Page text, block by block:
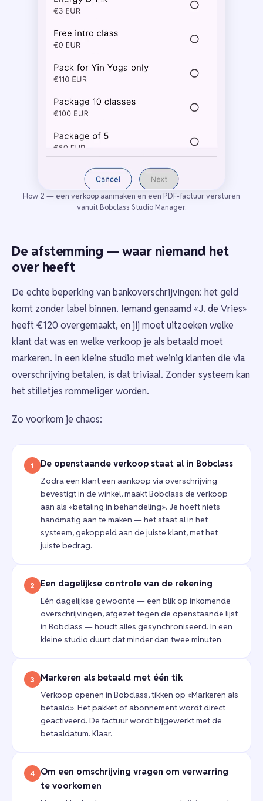
Flow 2 — een verkoop aanmaken en een PDF-factuur versturen
vanuit Bobclass Studio Manager.
De afstemming — waar niemand het
over heeft
De echte beperking van bankoverschrijvingen: het geld
komt zonder label binnen. Iemand genaamd «J. de Vries»
heeft €120 overgemaakt, en jij moet uitzoeken welke
klant dat was en welke verkoop je als betaald moet
markeren. In een kleine studio met weinig klanten die via
overschrijving betalen, is dat triviaal. Zonder systeem kan
het stilletjes rommeliger worden.
Zo voorkom je chaos:
1 De openstaande verkoop staat al in Bobclass
Zodra een klant een aankoop via overschrijving
bevestigt in de winkel, maakt Bobclass de verkoop
aan als «betaling in behandeling». Je hoeft niets
handmatig aan te maken — het staat al in het
systeem, gekoppeld aan de juiste klant, met het
juiste bedrag.
2 Een dagelijkse controle van de rekening
Eén dagelijkse gewoonte — een blik op inkomende
overschrijvingen, afgezet tegen de openstaande lijst
in Bobclass — houdt alles gesynchroniseerd. In een
kleine studio duurt dat minder dan twee minuten.
3 Markeren als betaald met één tik
Verkoop openen in Bobclass, tikken op «Markeren als
betaald». Het pakket of abonnement wordt direct
geactiveerd. De factuur wordt bijgewerkt met de
betaaldatum. Klaar.
4
Om een omschrijving vragen om verwarring
te voorkomen